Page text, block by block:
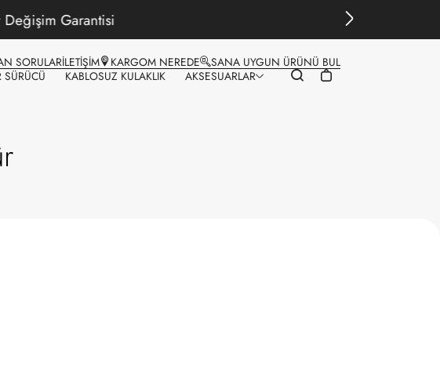
SORULARİLETİŞİM KARGOM NEREDE
SANA UYGUN ÜRÜNÜ BUL
SÜRÜCÜ KABLOSUZ KULAKLIK AKSESUARLAR